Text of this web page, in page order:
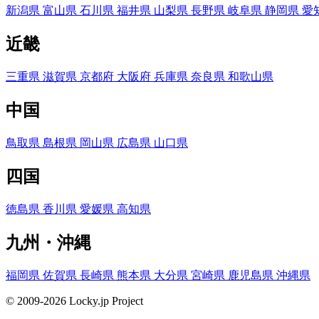
新潟県 富山県 石川県 福井県 山梨県 長野県 岐阜県 静岡県 愛
近畿
三重県 滋賀県 京都府 大阪府 兵庫県 奈良県 和歌山県
中国
鳥取県 島根県 岡山県 広島県 山口県
四国
徳島県 香川県 愛媛県 高知県
九州・沖縄
福岡県 佐賀県 長崎県 熊本県 大分県 宮崎県 鹿児島県 沖縄県
© 2009-2026 Locky.jp Project